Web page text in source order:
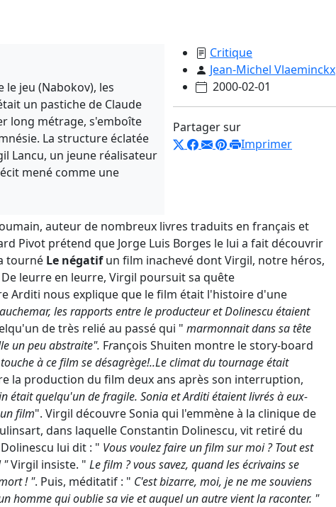
le jeu (Nabokov), les
un pastiche de Claude
long métrage, s'emboîte
La structure éclatée
Lancu, un jeune réalisateur
mené comme une
Critique
Jean-Michel Vlaeminckx
2000-02-01
Partager sur
Imprimer
auteur de nombreux livres traduits en français et
Pivot prétend que Jorge Luis Borges le lui a fait découvrir
tourné Le négatifun film inachevé dont Virgil, notre héros,
leurre en leurre, Virgil poursuit sa quête
Arditi nous explique que le film était l'histoire d'une
les rapports entre le producteur et Dolinescu étaient
de très relié au passé qui " marmonnait dans sa tête
un peu abstraite". François Shuiten montre le story-board
à ce film se désagrège!..Le climat du tournage était
la production du film deux ans après son interruption,
était quelqu'un de fragile. Sonia et Arditi étaient livrés à eux-
film". Virgil découvre Sonia qui l'emmène à la clinique de
dans laquelle Constantin Dolinescu, vit retiré du
lui dit : " Vous voulez faire un film sur moi ? Tout est
"Virgil insiste. " Le film ? vous savez, quand les écrivains se
! ". Puis, méditatif : " C'est bizarre, moi, je ne me souviens
homme qui oublie sa vie et auquel un autre vient la raconter. "